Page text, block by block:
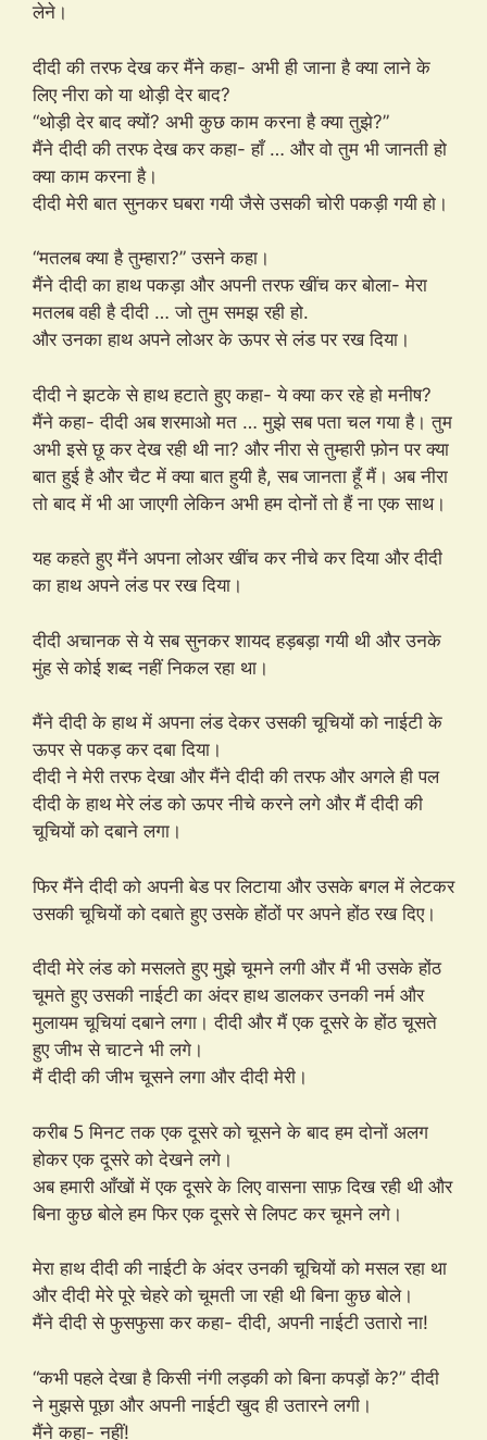
लेने।
दीदी की तरफ देख कर मैंने कहा- अभी ही जाना है क्या लाने के
लिए नीरा को या थोड़ी देर बाद?
“थोड़ी देर बाद क्यों? अभी कुछ काम करना है क्या तुझे?”
मैंने दीदी की तरफ देख कर कहा- हाँ … और वो तुम भी जानती हो
क्या काम करना है।
दीदी मेरी बात सुनकर घबरा गयी जैसे उसकी चोरी पकड़ी गयी हो।
“मतलब क्या है तुम्हारा?” उसने कहा।
मैंने दीदी का हाथ पकड़ा और अपनी तरफ खींच कर बोला- मेरा
मतलब वही है दीदी … जो तुम समझ रही हो.
और उनका हाथ अपने लोअर के ऊपर से लंड पर रख दिया।
दीदी ने झटके से हाथ हटाते हुए कहा- ये क्या कर रहे हो मनीष?
मैंने कहा- दीदी अब शरमाओ मत … मुझे सब पता चल गया है। तुम
अभी इसे छू कर देख रही थी ना? और नीरा से तुम्हारी फ़ोन पर क्या
बात हुई है और चैट में क्या बात हुयी है, सब जानता हूँ मैं। अब नीरा
तो बाद में भी आ जाएगी लेकिन अभी हम दोनों तो हैं ना एक साथ।
यह कहते हुए मैंने अपना लोअर खींच कर नीचे कर दिया और दीदी
का हाथ अपने लंड पर रख दिया।
दीदी अचानक से ये सब सुनकर शायद हड़बड़ा गयी थी और उनके
मुंह से कोई शब्द नहीं निकल रहा था।
मैंने दीदी के हाथ में अपना लंड देकर उसकी चूचियों को नाईटी के
ऊपर से पकड़ कर दबा दिया।
दीदी ने मेरी तरफ देखा और मैंने दीदी की तरफ और अगले ही पल
दीदी के हाथ मेरे लंड को ऊपर नीचे करने लगे और मैं दीदी की
चूचियों को दबाने लगा।
फिर मैंने दीदी को अपनी बेड पर लिटाया और उसके बगल में लेटकर
उसकी चूचियों को दबाते हुए उसके होंठों पर अपने होंठ रख दिए।
दीदी मेरे लंड को मसलते हुए मुझे चूमने लगी और मैं भी उसके होंठ
चूमते हुए उसकी नाईटी का अंदर हाथ डालकर उनकी नर्म और
मुलायम चूचियां दबाने लगा। दीदी और मैं एक दूसरे के होंठ चूसते
हुए जीभ से चाटने भी लगे।
मैं दीदी की जीभ चूसने लगा और दीदी मेरी।
करीब 5 मिनट तक एक दूसरे को चूसने के बाद हम दोनों अलग
होकर एक दूसरे को देखने लगे।
अब हमारी आँखों में एक दूसरे के लिए वासना साफ़ दिख रही थी और
बिना कुछ बोले हम फिर एक दूसरे से लिपट कर चूमने लगे।
मेरा हाथ दीदी की नाईटी के अंदर उनकी चूचियों को मसल रहा था
और दीदी मेरे पूरे चेहरे को चूमती जा रही थी बिना कुछ बोले।
मैंने दीदी से फुसफुसा कर कहा- दीदी, अपनी नाईटी उतारो ना!
“कभी पहले देखा है किसी नंगी लड़की को बिना कपड़ों के?” दीदी
ने मुझसे पूछा और अपनी नाईटी खुद ही उतारने लगी।
मैंने कहा- नहीं!